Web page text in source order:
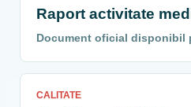
Raport activitate
Document oficial disponibil
CALITATE